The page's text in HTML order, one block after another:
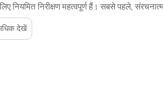
नियमित निरीक्षण महत्वपूर्ण हैं। सबसे पहले,
के लिए एक नियमित आवश्यकता है...
देखें